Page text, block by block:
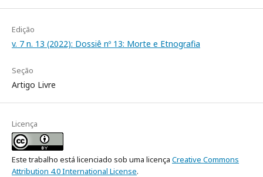
Edição
v. 7 n. 13 (2022): Dossiê nº 13: Morte e Etnografia
Seção
Artigo Livre
Licença
Este trabalho está licenciado sob uma licença Creative Commons
Attribution 4.0 International License.